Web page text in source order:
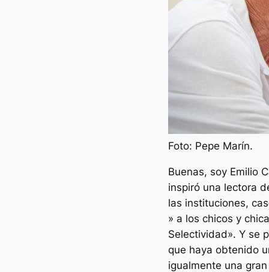
Foto: Pepe Marín.
Buenas, soy Emilio
inspiró una lectora
las instituciones,
» a los chicos y
Selectividad». Y se
que haya obtenido
igualmente una